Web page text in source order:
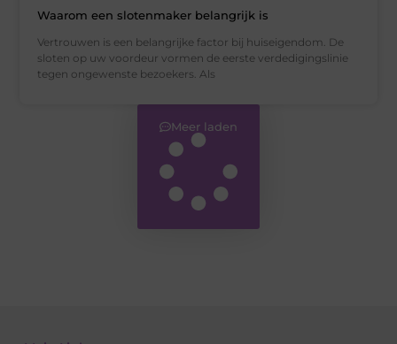
Waarom een slotenmaker belangrijk is
Vertrouwen is een belangrijke factor bij huiseigendom. De
sloten op uw voordeur vormen de eerste verdedigingslinie
tegen ongewenste bezoekers. Als
Meer laden